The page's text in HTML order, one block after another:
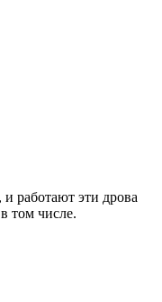
работают эти дрова
том числе.